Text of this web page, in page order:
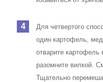
Для четвертого
один картофель,
отварите картофель
разомните вилкой.
Тщательно